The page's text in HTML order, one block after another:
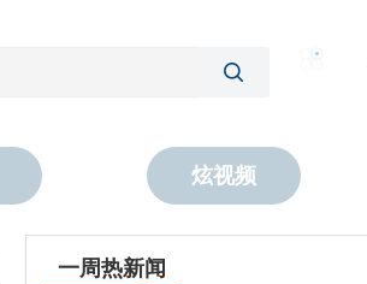
炫视频
一周热新闻